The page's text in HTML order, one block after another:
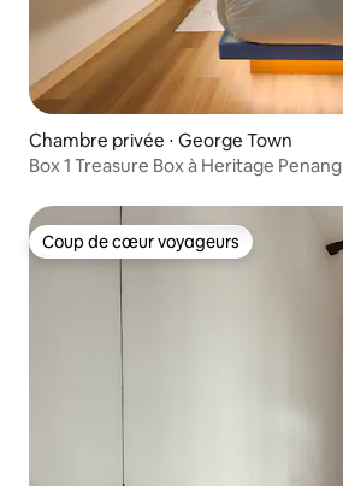
Chambre privée ⋅ George Town
Box 1 Treasure Box à Heritage Penang
Coup de cœur voyageurs
Coup de cœur voyageurs